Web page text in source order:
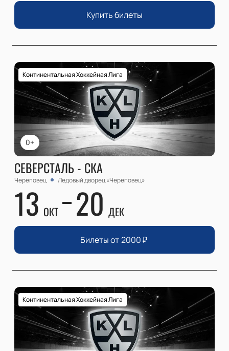
Купить билеты
0+
Континентальная Хоккейная Лига
СЕВЕРСТАЛЬ - СКА
Череповец Ледовый дворец «Череповец»
13 ОКТ 20 ДЕК
Билеты от 2000₽
Континентальная Хоккейная Лига